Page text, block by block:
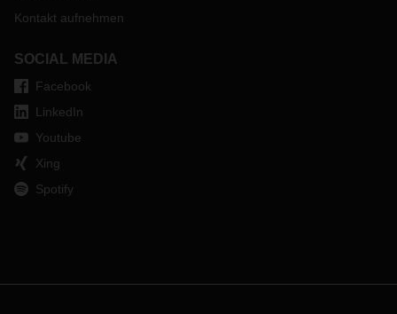
Kontakt aufnehmen
SOCIAL MEDIA
Facebook
LinkedIn
Youtube
Xing
Spotify